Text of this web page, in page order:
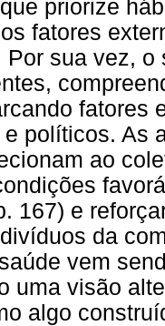
priorize
fatores
Por sua vez,
fatores
políticos. As
ao
167) e
da
vem
uma visão
algo